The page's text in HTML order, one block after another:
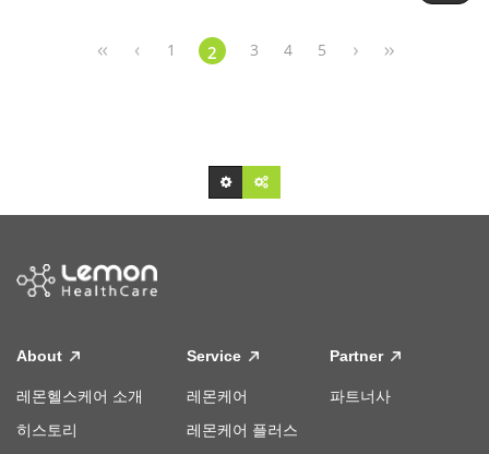
1 2 3 4 5
About
레몬헬스케어 소개
히스토리
Service
레몬케어
레몬케어 플러스
Partner
파트너사